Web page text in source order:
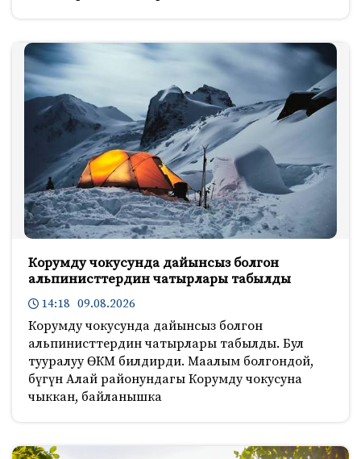
Корумду чокусунда дайынсыз болгон
альпинисттердин чатырлары табылды
14:18 09.08.2026
Корумду чокусунда дайынсыз болгон
альпинисттердин чатырлары табылды. Бул
тууралуу ӨКМ билдирди. Маалым болгондой,
бүгүн Алай районундагы Корумду чокусуна
чыккан, байланышка